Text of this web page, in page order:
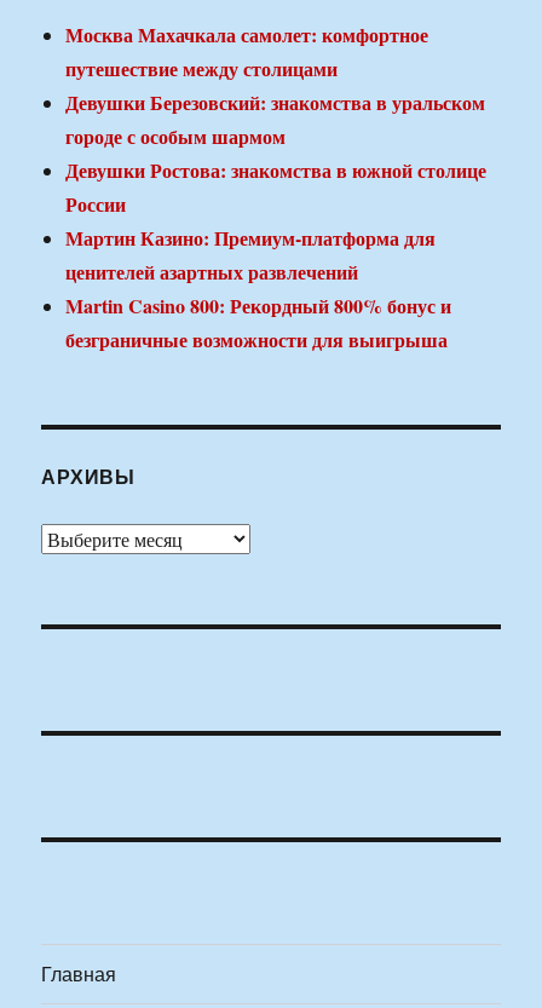
Москва Махачкала самолет: комфортное
путешествие между столицами
Девушки Березовский: знакомства в уральском
городе с особым шармом
Девушки Ростова: знакомства в южной столице
России
Мартин Казино: Премиум-платформа для
ценителей азартных развлечений
Martin Casino 800: Рекордный 800% бонус и
безграничные возможности для выигрыша
АРХИВЫ
Архивы
Главная